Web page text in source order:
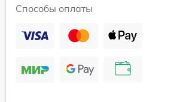
Способы оплаты